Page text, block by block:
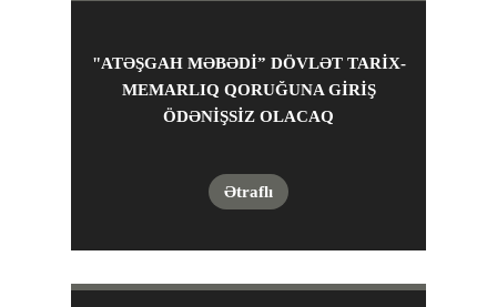
"ATƏŞGAH MƏBƏDİ” DÖVLƏT TARİX-
MEMARLIQ QORUĞUNA GİRİŞ
ÖDƏNİŞSİZ OLACAQ
Ətraflı